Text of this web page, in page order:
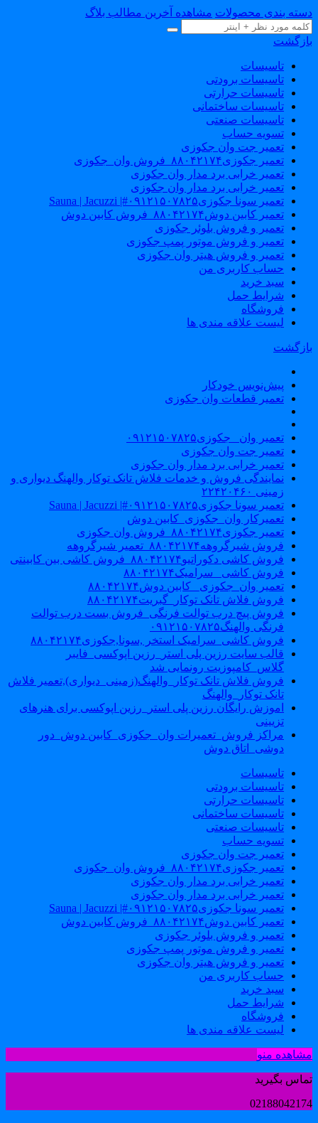
بندی محصولات مشاهده آخرین مطالب بلاگ
تاسیسات
تاسیسات برودتی
تاسیسات حرارتی
تاسیسات ساختمانی
تاسیسات صنعتی
تسویه حساب
تعمیر جت وان جکوزی
تعمیر جکوزی۸۸۰۴۲۱۷۴_فروش وان_جکوزی
تعمیر خرابی برد مدار وان جکوزی
تعمیر خرابی برد مدار وان جکوزی
تعمیر سونا جکوزی۰۹۱۲۱۵۰۷۸۲۵#| Sauna | Jacuzzi
تعمیر کابین دوش۸۸۰۴۲۱۷۴_فروش کابین دوش
تعمیر و فروش بلوئر جکوزی
تعمیر و فروش موتور پمپ جکوزی
تعمیر و فروش هیتر وان جکوزی
حساب کاربری من
سبد خرید
شرایط حمل
فروشگاه
لیست علاقه مندی ها
پیش‌نویس خودکار
تعمیر قطعات وان جکوزی
تعمیر وان _جکوزی۰۹۱۲۱۵۰۷۸۲۵
تعمیر جت وان جکوزی
تعمیر خرابی برد مدار وان جکوزی
نمایندگی فروش و خدمات فلاش تانک توکار والهنگ دیواری و
زمینی ۲۲۴۲۰۴۶۰
تعمیر سونا جکوزی۰۹۱۲۱۵۰۷۸۲۵#| Sauna | Jacuzzi
تعمیرکار وان_جکوزی_کابین دوش
تعمیر جکوزی۸۸۰۴۲۱۷۴_فروش وان جکوزی
فروش شیرگروهه۸۸۰۴۲۱۷۴_تعمیر شیرگروهه
فروش کاشی دکوراتیو۸۸۰۴۲۱۷۴_فروش کاشی بین کابینتی
فروش کاشی _سرامیک۸۸۰۴۲۱۷۴
تعمیر وان_جکوزی_ کابین دوش۸۸۰۴۲۱۷۴
فروش فلاش تانک توکار_گبریت۸۸۰۴۲۱۷۴
فروش پیچ درب توالت فرنگی_فروش بست درب توالت
فرنگی والهنگ۰۹۱۲۱۵۰۷۸۲۵
فروش کاشی_سرامیک استخر ,سونا,جکوزی۸۸۰۴۲۱۷۴
قالب سایت رزین پلی استر_رزین اپوکسی_فایبر
گلاس_کامپوزیت رونمایی شد
فروش فلاش تانک توکار_والهنگ(زمینی_دیواری),تعمیر فلاش
تانک توکار_والهنگ
اموزش رایگان رزین پلی استر_رزین اپوکسی برای هنرهای
تزیینی
مراکز فروش_تعمیرات وان_جکوزی_کابین دوش_دور
دوشی_اتاق دوش
تاسیسات
تاسیسات برودتی
تاسیسات حرارتی
تاسیسات ساختمانی
تاسیسات صنعتی
تسویه حساب
تعمیر جت وان جکوزی
تعمیر جکوزی۸۸۰۴۲۱۷۴_فروش وان_جکوزی
تعمیر خرابی برد مدار وان جکوزی
تعمیر خرابی برد مدار وان جکوزی
تعمیر سونا جکوزی۰۹۱۲۱۵۰۷۸۲۵#| Sauna | Jacuzzi
تعمیر کابین دوش۸۸۰۴۲۱۷۴_فروش کابین دوش
تعمیر و فروش بلوئر جکوزی
تعمیر و فروش موتور پمپ جکوزی
تعمیر و فروش هیتر وان جکوزی
حساب کاربری من
سبد خرید
شرایط حمل
فروشگاه
لیست علاقه مندی ها
منو
بگیرید